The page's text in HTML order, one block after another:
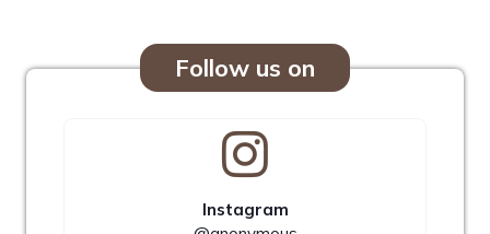
Follow us on
Instagram